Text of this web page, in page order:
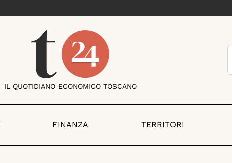
IL QUOTIDIANO ECONOMICO TOSCANO
FINANZA TERRITORI